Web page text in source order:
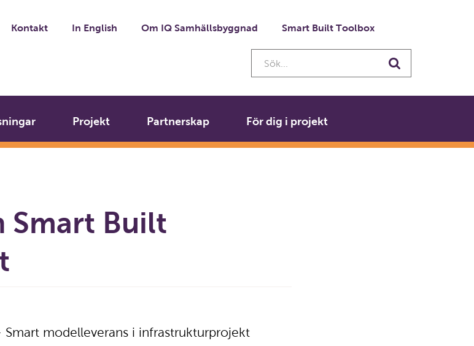
Kontakt In English Om IQ Samhällsbyggnad Smart Built Toolbox
Sök
Projekt Partnerskap För dig i projekt
Smart Built
modelleverans i infrastrukturprojekt